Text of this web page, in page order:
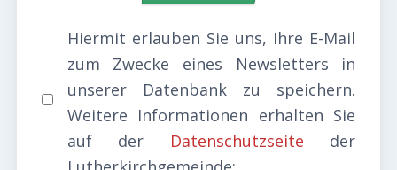
Hiermit erlauben Sie uns, Ihre E-Mail
zum Zwecke eines Newsletters in
unserer Datenbank zu speichern.
Weitere Informationen erhalten Sie
auf der Datenschutzseite der